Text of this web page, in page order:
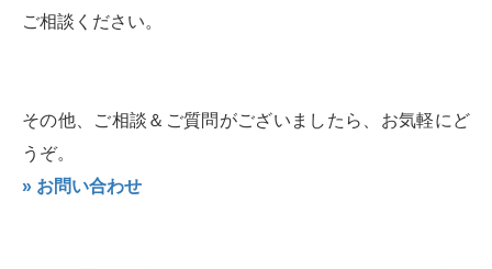
ご相談ください。
その他、ご相談＆ご質問がございましたら、お気軽にど
うぞ。
» お問い合わせ